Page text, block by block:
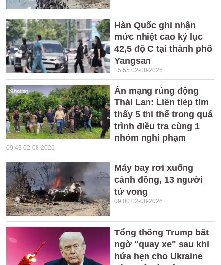
Hàn Quốc ghi nhận
mức nhiệt cao kỷ lục
42,5 độ C tại thành phố
Yangsan
15:55 02-08-2026
Án mạng rúng động
Thái Lan: Liên tiếp tìm
thấy 5 thi thể trong quá
trình điều tra cùng 1
nhóm nghi phạm
09:43 02-08-2026
Máy bay rơi xuống
cánh đồng, 13 người
tử vong
09:00 02-08-2026
Tổng thống Trump bất
ngờ "quay xe" sau khi
hứa hẹn cho Ukraine